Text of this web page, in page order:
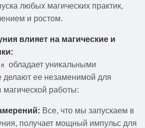
любых магических практик,
и ростом.
влияет на магические и
обладает уникальными
делают ее незаменимой для
работы:
Все, что мы запускаем в
получает мощный импульс для